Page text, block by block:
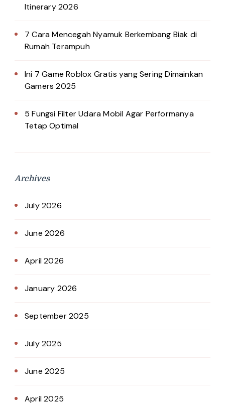
Itinerary 2026
7 Cara Mencegah Nyamuk Berkembang Biak di
Rumah Terampuh
Ini 7 Game Roblox Gratis yang Sering Dimainkan
Gamers 2025
5 Fungsi Filter Udara Mobil Agar Performanya
Tetap Optimal
Archives
July 2026
June 2026
April 2026
January 2026
September 2025
July 2025
June 2025
April 2025